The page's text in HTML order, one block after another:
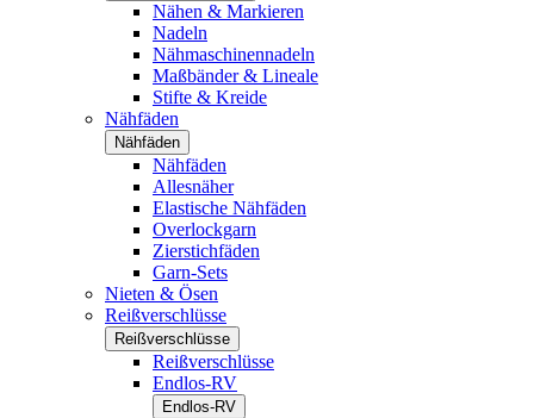
Nähen & Markieren
Nadeln
Nähmaschinennadeln
Maßbänder & Lineale
Stifte & Kreide
Nähfäden
Nähfäden
Nähfäden
Allesnäher
Elastische Nähfäden
Overlockgarn
Zierstichfäden
Garn-Sets
Nieten & Ösen
Reißverschlüsse
Reißverschlüsse
Reißverschlüsse
Endlos-RV
Endlos-RV